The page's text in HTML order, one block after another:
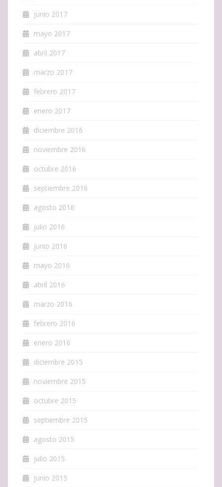
junio 2017
mayo 2017
abril 2017
marzo 2017
febrero 2017
enero 2017
diciembre 2016
noviembre 2016
octubre 2016
septiembre 2016
agosto 2016
julio 2016
junio 2016
mayo 2016
abril 2016
marzo 2016
febrero 2016
enero 2016
diciembre 2015
noviembre 2015
octubre 2015
septiembre 2015
agosto 2015
julio 2015
junio 2015